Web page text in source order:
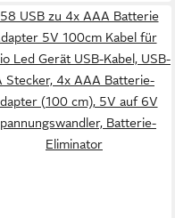
USB zu 4x AAA Batterie
5V 100cm Kabel für
Led Gerät USB-Kabel, USB-
Stecker, 4x AAA Batterie-
(100 cm), 5V auf 6V
Batterie-
Eliminator